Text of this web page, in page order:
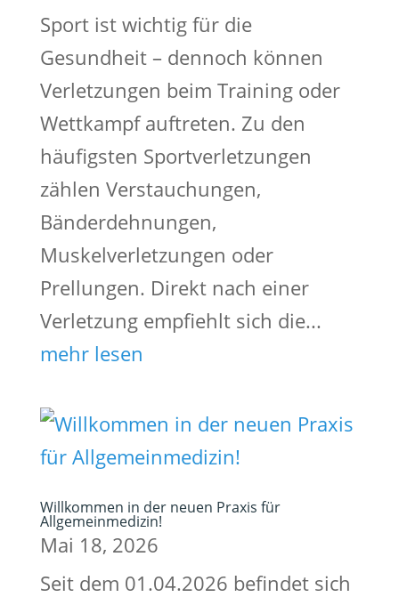
Sport ist wichtig für die
Gesundheit – dennoch können
Verletzungen beim Training oder
Wettkampf auftreten. Zu den
häufigsten Sportverletzungen
zählen Verstauchungen,
Bänderdehnungen,
Muskelverletzungen oder
Prellungen. Direkt nach einer
Verletzung empfiehlt sich die...
mehr lesen
Willkommen in der neuen Praxis für
Allgemeinmedizin!
Mai 18, 2026
Seit dem 01.04.2026 befindet sich